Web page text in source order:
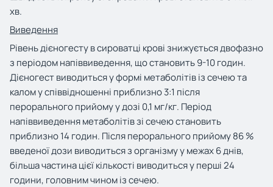
хв.
Виведення
Рівень дієногесту в сироватці крові знижується двофазно
з періодом напіввиведення, що становить 9-10 годин.
Дієногест виводиться у формі метаболітів із сечею та
калом у співвідношенні приблизно 3:1 після
перорального прийому у дозі 0,1 мг/кг. Період
напіввиведення метаболітів зі сечею становить
приблизно 14 годин. Після перорального прийому 86 %
введеної дози виводиться з організму у межах 6 днів,
більша частина цієї кількості виводиться у перші 24
години, головним чином із сечею.